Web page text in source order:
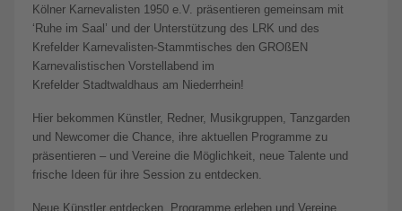
Kölner Karnevalisten 1950 e.V. präsentieren gemeinsam mit
‘Ruhe im Saal’ und der Unterstützung des LRK und des
Krefelder Karnevalisten-Stammtisches den GROßEN
Karnevalistischen Vorstellabend im
Krefelder Stadtwaldhaus am Niederrhein!
Hier bekommen Künstler, Redner, Musikgruppen, Tanzgarden
und Newcomer die Chance, ihre aktuellen Programme zu
präsentieren – und Vereine die Möglichkeit, neue Talente und
frische Ideen für ihre Session zu entdecken.
Neue Künstler entdecken, Programme erleben und Vereine